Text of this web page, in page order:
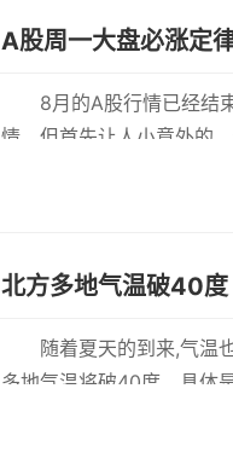
A股周一大盘必涨定
8月的A股行情已经结
情。但首先让人小意外的
随着夏天的到来,气温
多地气温将破40度，具体